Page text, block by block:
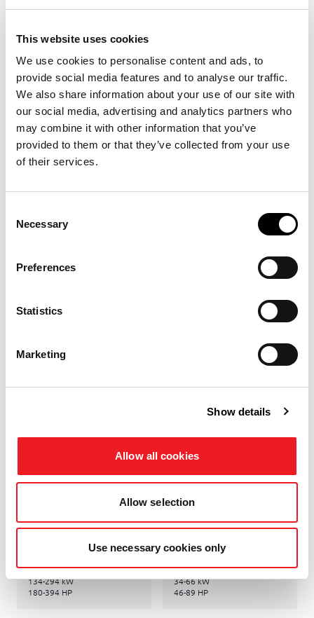
This website uses cookies
We use cookies to personalise content and ads, to
provide social media features and to analyse our traffic.
We also share information about your use of our site with
our social media, advertising and analytics partners who
may combine it with other information that you’ve
provided to them or that they’ve collected from your use
of their services.
Selection
Necessary
Preferences
Statistics
Marketing
Show details
Allow all cookies
Allow selection
Use necessary cookies only
1,55-2,3 m
39-79 HP
2,1-2,98 m
GRÜNLANDPFLEGE
44-103 kW
59-138 HP
GRÜNLANDPFLEGE
0-12 cm
134-294 kW
180-394 HP
12 cm
34-66 kW
46-89 HP